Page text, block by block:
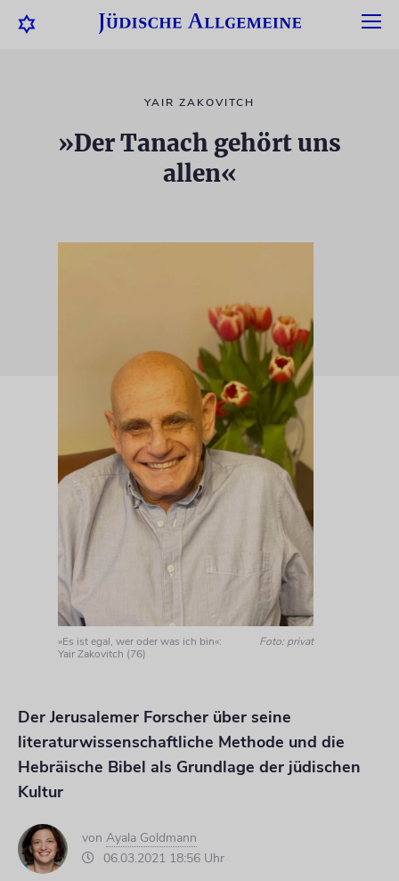
YAIR ZAKOVITCH
»Der Tanach gehört uns
allen«
»Es ist egal, wer oder was ich bin«:
Yair Zakovitch (76)
Foto: privat
Der Jerusalemer Forscher über seine
literaturwissenschaftliche Methode und die
Hebräische Bibel als Grundlage der jüdischen
Kultur
von Ayala Goldmann
06.03.2021 18:56 Uhr